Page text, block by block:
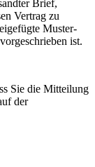
Brief,
Vertrag zu
Muster-
ist.
Sie die Mitteilung
der